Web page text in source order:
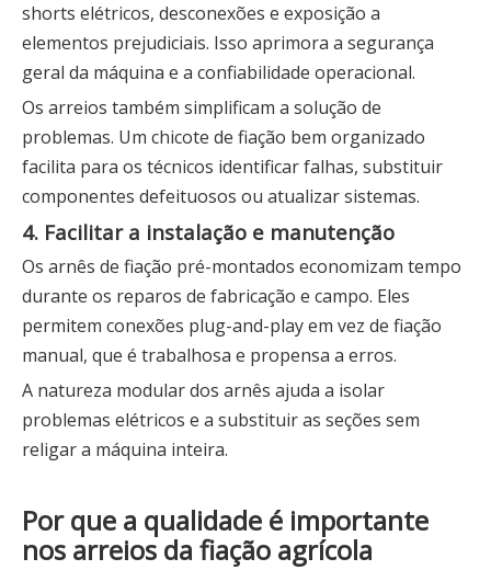
shorts elétricos, desconexões e exposição a
elementos prejudiciais. Isso aprimora a segurança
geral da máquina e a confiabilidade operacional.
Os arreios também simplificam a solução de
problemas. Um chicote de fiação bem organizado
facilita para os técnicos identificar falhas, substituir
componentes defeituosos ou atualizar sistemas.
4. Facilitar a instalação e manutenção
Os arnês de fiação pré-montados economizam tempo
durante os reparos de fabricação e campo. Eles
permitem conexões plug-and-play em vez de fiação
manual, que é trabalhosa e propensa a erros.
A natureza modular dos arnês ajuda a isolar
problemas elétricos e a substituir as seções sem
religar a máquina inteira.
Por que a qualidade é importante
nos arreios da fiação agrícola